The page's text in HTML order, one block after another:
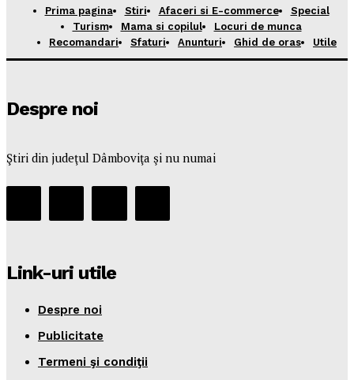
Prima pagina Stiri Afaceri si E-commerce
Special
Turism
Mama si copilul
Locuri de munca
Recomandari
Sfaturi Anunturi Ghid de oras Utile
Despre noi
Ştiri din judeţul Dâmboviţa şi nu numai
Link-uri utile
Despre noi
Publicitate
Termeni şi condiţii